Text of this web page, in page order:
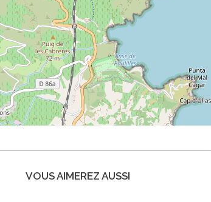
VOUS AIMEREZ AUSSI